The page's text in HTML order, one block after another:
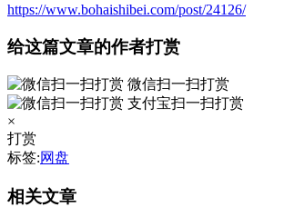
https://www.bohaishibei.com/post/24126/
给这篇文章的作者打赏
微信扫一扫打赏
支付宝扫一扫打赏
×
打赏
标签:网盘
相关文章